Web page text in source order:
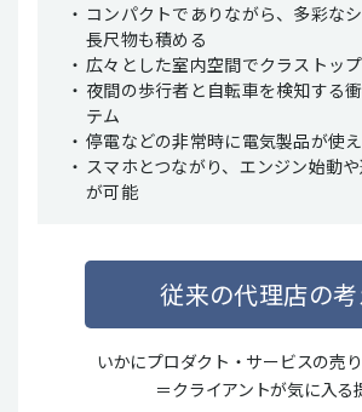
コンパクトでありながら、多彩な
長尺物も積める
広々とした室内空間でクラストッ
夜間の歩行者と自転車を検知する
テム
停電などの非常時に電気製品が使え
スマホとつながり、エンジン始動
が可能
従来の代理店の考
いかにプロダクト・サービスの売
＝クライアントが気に入る